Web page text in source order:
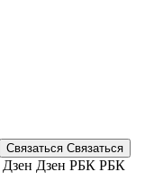
Связаться Связаться
Дзен Дзен РБК РБК